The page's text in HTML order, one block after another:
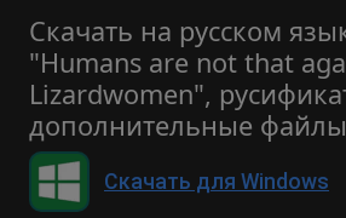
Скачать на русском
"Humans are not that
Lizardwomen",
дополнительные файлы
Скачать для Windows